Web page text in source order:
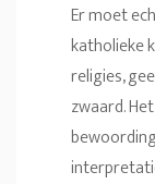
Er moet
katholieke
religies,
zwaard.